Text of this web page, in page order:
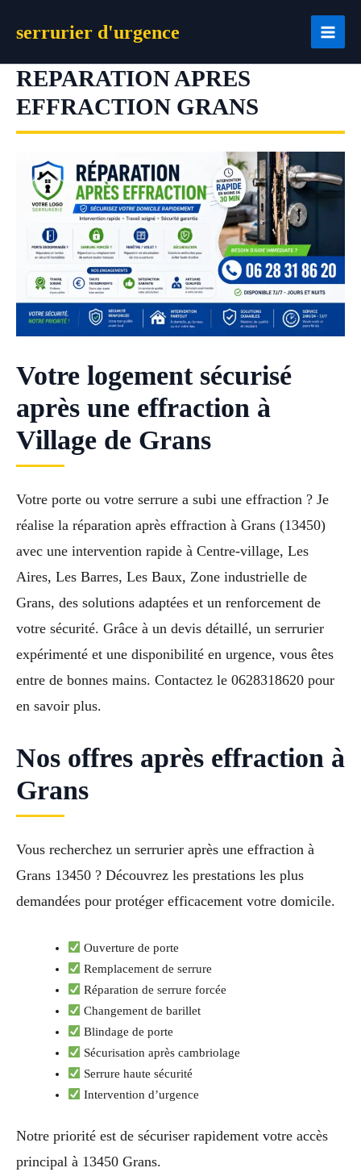
serrurier d'urgence
REPARATION APRES
EFFRACTION GRANS
Votre logement sécurisé
après une effraction à
Village de Grans
Votre porte ou votre serrure a subi une effraction ? Je
réalise la réparation après effraction à Grans (13450)
avec une intervention rapide à Centre-village, Les
Aires, Les Barres, Les Baux, Zone industrielle de
Grans, des solutions adaptées et un renforcement de
votre sécurité. Grâce à un devis détaillé, un serrurier
expérimenté et une disponibilité en urgence, vous êtes
entre de bonnes mains. Contactez le 0628318620 pour
en savoir plus.
Nos offres après effraction à
Grans
Vous recherchez un serrurier après une effraction à
Grans 13450 ? Découvrez les prestations les plus
demandées pour protéger efficacement votre domicile.
Ouverture de porte
Remplacement de serrure
Réparation de serrure forcée
Changement de barillet
Blindage de porte
Sécurisation après cambriolage
Serrure haute sécurité
Intervention d’urgence
Notre priorité est de sécuriser rapidement votre accès
principal à 13450 Grans.